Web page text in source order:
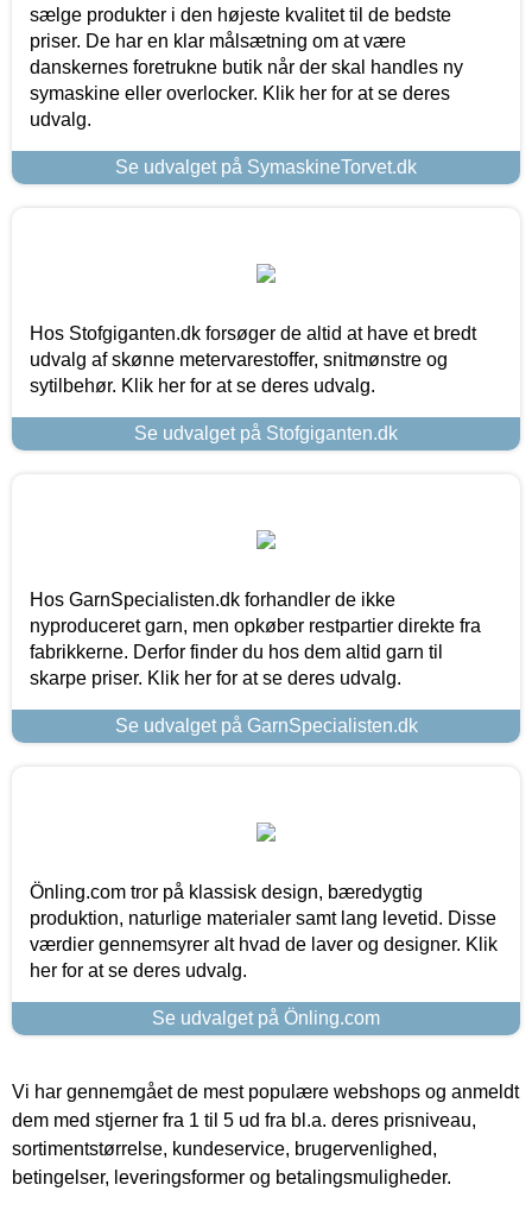
sælge produkter i den højeste kvalitet til de bedste
priser. De har en klar målsætning om at være
danskernes foretrukne butik når der skal handles ny
symaskine eller overlocker. Klik her for at se deres
udvalg.
Se udvalget på SymaskineTorvet.dk
Hos Stofgiganten.dk forsøger de altid at have et bredt
udvalg af skønne metervarestoffer, snitmønstre og
sytilbehør. Klik her for at se deres udvalg.
Se udvalget på Stofgiganten.dk
Hos GarnSpecialisten.dk forhandler de ikke
nyproduceret garn, men opkøber restpartier direkte fra
fabrikkerne. Derfor finder du hos dem altid garn til
skarpe priser. Klik her for at se deres udvalg.
Se udvalget på GarnSpecialisten.dk
Önling.com tror på klassisk design, bæredygtig
produktion, naturlige materialer samt lang levetid. Disse
værdier gennemsyrer alt hvad de laver og designer. Klik
her for at se deres udvalg.
Se udvalget på Önling.com
Vi har gennemgået de mest populære webshops og anmeldt
dem med stjerner fra 1 til 5 ud fra bl.a. deres prisniveau,
sortimentstørrelse, kundeservice, brugervenlighed,
betingelser, leveringsformer og betalingsmuligheder.